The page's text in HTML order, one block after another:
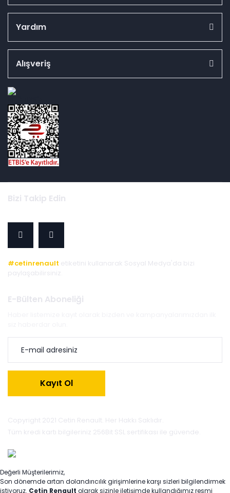
Yardım
Alışveriş
Bizi Takip Edin
#cetinrenault etiketini kullanarak Sosyal Medya'da bizi
paylaşabilirsiniz.
E-Bülten Aboneliği
Kayıt Ol
Copyright 2021 Cetin Renault. Her Hakkı Saklıdır.
Tüm kredi kartı bilgileriniz 256Bit SSL sertifikası ile güvende.
Değerli Müşterilerimiz,
Son dönemde artan dolandırıcılık girişimlerine karşı sizleri bilgilendirmek
istiyoruz. Çetin Renault olarak sizinle iletişimde kullandığımız resmi